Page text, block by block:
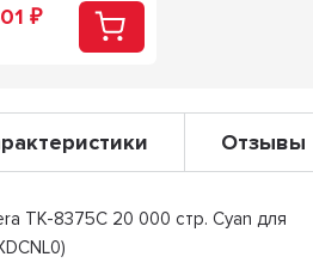
₽
Отзывы
TK-8375C 20 000 стр. Cyan для